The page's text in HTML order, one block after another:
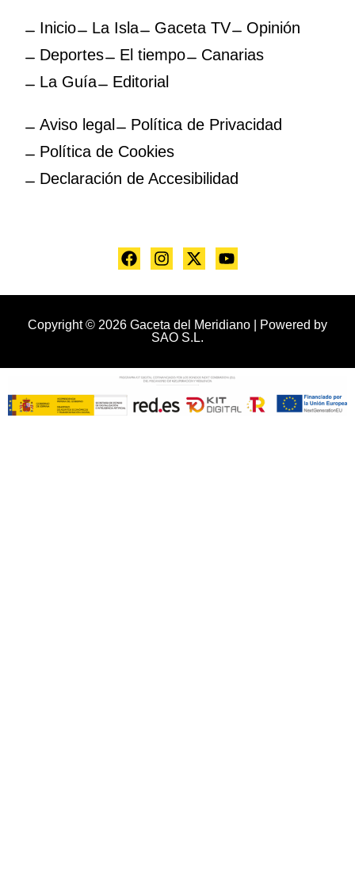
Inicio La Isla Gaceta TV
Opinión
Deportes
El tiempo
Canarias
La Guía
Editorial
Aviso legal
Política de Privacidad
Política de Cookies
Declaración de Accesibilidad
Copyright © 2026 Gaceta del Meridiano | Powered by
SAO S.L.